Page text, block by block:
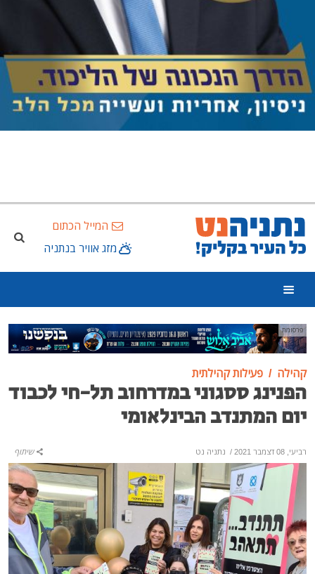
המייל הכתום
מזג אוויר בנתניה
פרסומת
קהילה פעילות קהילתית
הפנינג ססגוני במדרחוב תל-חי לכבוד
יום המתנדב הבינלאומי
רביעי, 08 דצמבר 2021 / נתניה נט שיתוף